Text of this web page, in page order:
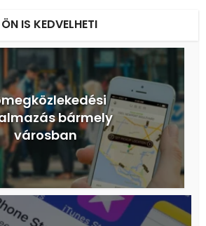
ÖN IS KEDVELHETI
bármely
városban